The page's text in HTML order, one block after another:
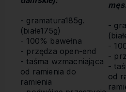
- gramatura185g.
(białe175g)
- 100% bawełna
- przędza open-end
- taśma wzmacniająca
od ramienia do
ramienia
-
-
-
-
od